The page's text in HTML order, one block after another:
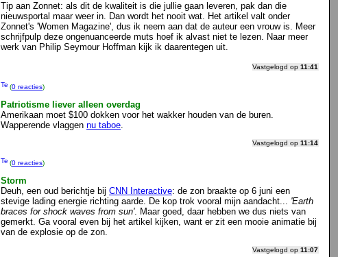
Tip aan Zonnet: als dit de kwaliteit is die jullie gaan leveren, pak dan die
nieuwsportal maar weer in. Dan wordt het nooit wat. Het artikel valt onder
Zonnet's 'Women Magazine', dus ik neem aan dat de auteur een vrouw is. Meer
schrijfpulp deze ongenuanceerde muts hoef ik alvast niet te lezen. Naar meer
werk van Philip Seymour Hoffman kijk ik daarentegen uit.
Vastgelogd op 11:41
(0 reacties)
Patriotisme liever alleen overdag
Amerikaan moet $100 dokken voor het wakker houden van de buren.
Wapperende vlaggen nu taboe.
Vastgelogd op 11:14
(0 reacties)
Storm
Deuh, een oud berichtje bij CNN Interactive: de zon braakte op 6 juni een
stevige lading energie richting aarde. De kop trok vooral mijn aandacht... 'Earth
braces for shock waves from sun'. Maar goed, daar hebben we dus niets van
gemerkt. Ga vooral even bij het artikel kijken, want er zit een mooie animatie bij
van de explosie op de zon.
Vastgelogd op 11:07